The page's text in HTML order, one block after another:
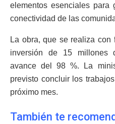
elementos esenciales para
conectividad de las
La obra, que se realiza
inversión de 15 millones
avance del 98 %. La
previsto concluir los
próximo mes.
También te